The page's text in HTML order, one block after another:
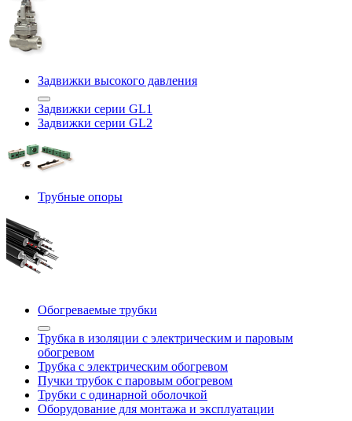
Задвижки высокого давления
Задвижки серии GL1
Задвижки серии GL2
Трубные опоры
Обогреваемые трубки
Трубка в изоляции с электрическим и паровым
обогревом
Трубка с электрическим обогревом
Пучки трубок с паровым обогревом
Трубки с одинарной оболочкой
Оборудование для монтажа и эксплуатации